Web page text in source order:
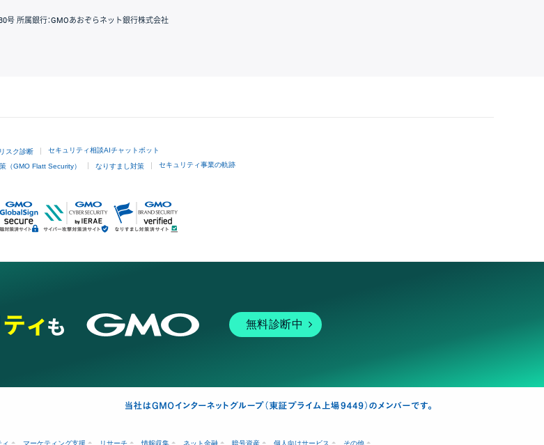
号 所属銀行：GMOあおぞらネット銀行株式会社
スク診断 セキュリティ相談AIチャットボット
（GMO Flatt Security） なりすまし対策 セキュリティ事業の軌跡
無料診断中
マーケティング支援 リサーチ 情報収集 ネット金融 暗号資産 個人向けサービス その他